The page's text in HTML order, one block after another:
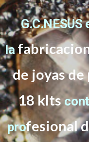
la
de joyas
18 klts
profesional